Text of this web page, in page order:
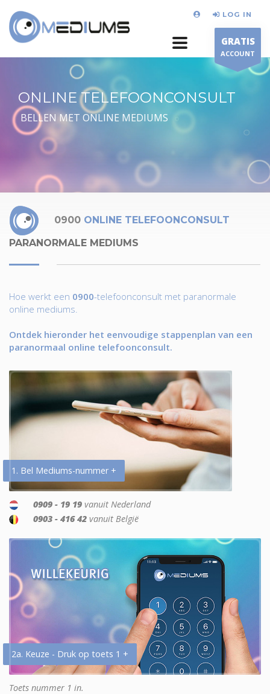
LOG IN
GRATIS
ACCOUNT
ONLINE TELEFOONCONSULT
BELLEN MET ONLINE MEDIUMS
0900 ONLINE TELEFOONCONSULT
PARANORMALE MEDIUMS
Hoe werkt een 0900-telefoonconsult met paranormale
online mediums.
Ontdek hieronder het eenvoudige stappenplan van een
paranormaal online telefoonconsult.
1. Bel Mediums-nummer +
0909 - 19 19 vanuit Nederland
0903 - 416 42 vanuit België
2a. Keuze - Druk op toets 1 +
Toets nummer 1 in.